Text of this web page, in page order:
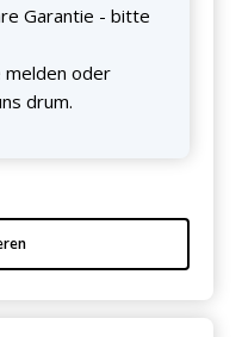
Garantie - bitte
melden oder
drum.